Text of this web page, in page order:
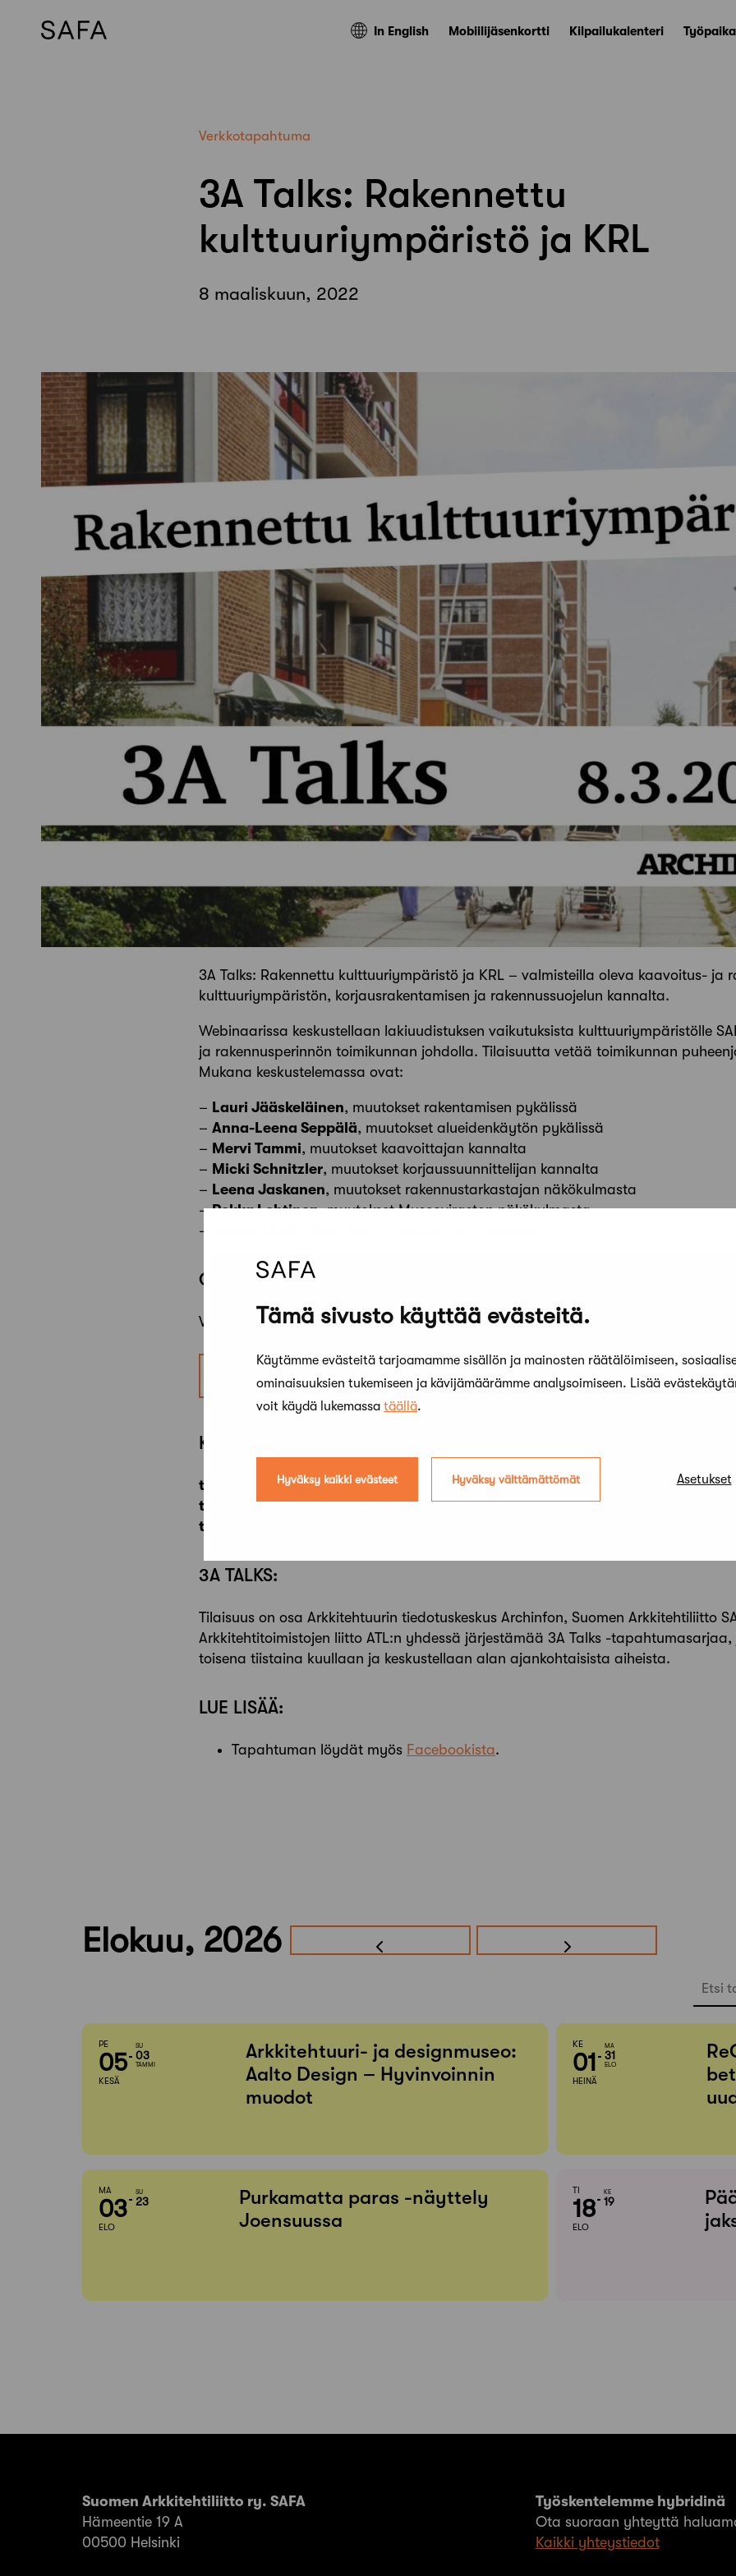
Tämä sivusto käyttää evästeitä.
Käytämme evästeitä tarjoamamme sisällön ja mainosten räätälöimiseen,
ominaisuuksien tukemiseen ja kävijämäärämme analysoimiseen. Lisää
voit käydä lukemassa täällä.
Hyväksy kaikki evästeet Hyväksy välttämättömät Asetukset
In English Mobiilijäsenkortti Kilpailukalenteri
Verkkotapahtuma
3A Talks: Rakennettu
kulttuuriympäristö ja KRL
8 maaliskuun, 2022
3A Talks: Rakennettu kulttuuriympäristö ja KRL – valmisteilla oleva kaavoitus- ja
kulttuuriympäristön, korjausrakentamisen ja rakennussuojelun kannalta.
Webinaarissa keskustellaan lakiuudistuksen vaikutuksista kulttuuriympäristölle
ja rakennusperinnön toimikunnan johdolla. Tilaisuutta vetää toimikunnan
Mukana keskustelemassa ovat:
– Lauri Jääskeläinen, muutokset rakentamisen pykälissä
– Anna-Leena Seppälä, muutokset alueidenkäytön pykälissä
– Mervi Tammi, muutokset kaavoittajan kannalta
– Micki Schnitzler, muutokset korjaussuunnittelijan kannalta
– Leena Jaskanen, muutokset rakennustarkastajan näkökulmasta
–Pekka Lehtinen, muutokset Museoviraston näkökulmasta
–
OSALLISTUMINEN:
Verkkotapahtuma järjestetään Google Meet -alustalla. Tapahtuma ei vaadi
Linkki tapahtumaan
KEVÄÄN 3A TALKS -TAPAHTUMAT:
ti 12.4.
(kestävyys)
ti 10.5.
(arkkitehtitoimistot)
ti 14.6.
3A TALKS:
Tilaisuus on osa Arkkitehtuurin tiedotuskeskus Archinfon, Suomen Arkkitehtiliitto
Arkkitehtitoimistojen liitto ATL:n yhdessä järjestämää 3A Talks -
toisena tiistaina kuullaan ja keskustellaan alan ajankohtaisista aiheista.
LUE LISÄÄ:
Tapahtuman löydät myös Facebookista.
Elokuu, 2026
Etsi
PE
05
KESÄ
SU
03
TAMMI
Arkkitehtuuri- ja designmuseo:
Aalto Design – Hyvinvoinnin
muodot
KE
01
HEINÄ
MA
31
ELO
MA
03
ELO
SU
23
Purkamatta paras -näyttely
Joensuussa
TI
18
ELO
KE
19
Suomen Arkkitehtiliitto ry. SAFA
Hämeentie 19 A
00500 Helsinki
Työskentelemme hybridinä
Ota suoraan yhteyttä
Kaikki yhteystiedot